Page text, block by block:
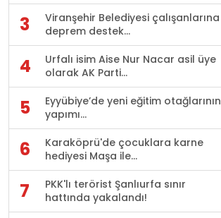
3
Viranşehir Belediyesi çalışanlarına
deprem destek...
4
Urfalı isim Aise Nur Nacar asil üye
olarak AK Parti...
5
Eyyübiye’de yeni eğitim otağlarının
yapımı...
6
Karaköprü'de çocuklara karne
hediyesi Maşa ile...
7
PKK'lı terörist Şanlıurfa sınır
hattında yakalandı!